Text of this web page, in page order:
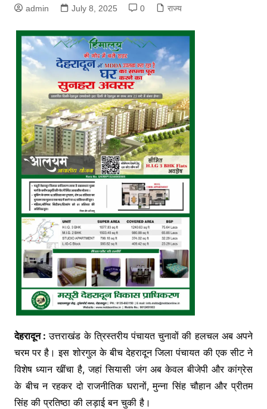
admin July 8, 2025 0 राज्य
देहरादून : उत्तराखंड के त्रिस्तरीय पंचायत चुनावों की हलचल अब अपने
चरम पर है। इस शोरगुल के बीच देहरादून जिला पंचायत की एक सीट ने
विशेष ध्यान खींचा है, जहां सियासी जंग अब केवल बीजेपी और कांग्रेस
के बीच न रहकर दो राजनीतिक घरानों, मुन्ना सिंह चौहान और प्रीतम
सिंह की प्रतिष्ठा की लड़ाई बन चुकी है।